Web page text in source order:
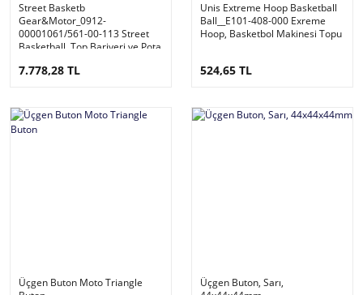
Street Basketb
Gear&Motor_0912-
00001061/561-00-113 Street
Basketball, Top Bariyeri ve Pota
0912-00001061
7.778,28 TL
Unis Extreme Hoop Basketball
Ball__E101-408-000 Exreme
Hoop, Basketbol Makinesi Topu
524,65 TL
Üçgen Buton Moto Triangle
Üçgen Buton, Sarı,